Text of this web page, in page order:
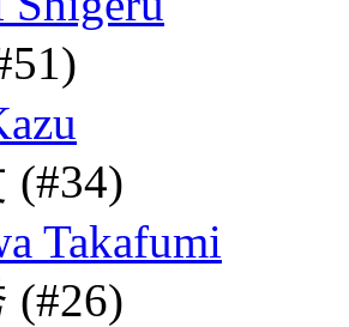
(#34)
Takafumi
(#26)